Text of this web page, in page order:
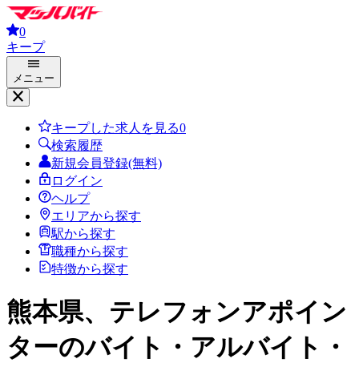
0
キープ
メニュー
キープした求人を見る0
検索履歴
新規会員登録(無料)
ログイン
ヘルプ
エリアから探す
駅から探す
職種から探す
特徴から探す
熊本県、テレフォンアポイン
ターのバイト・アルバイト・